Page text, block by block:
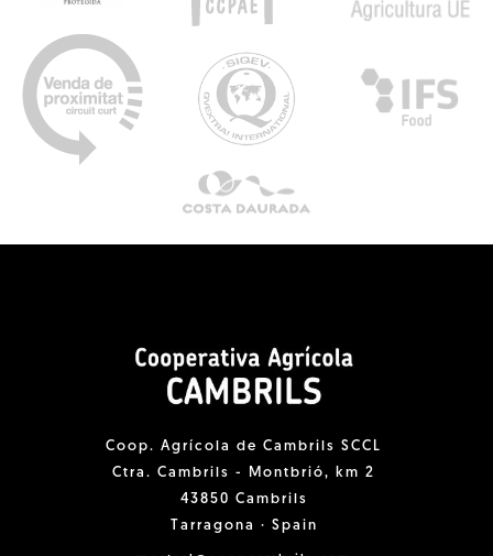
Coop. Agrícola de Cambrils SCCL
Ctra. Cambrils - Montbrió, km 2
43850 Cambrils
Tarragona · Spain